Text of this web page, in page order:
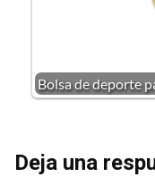
Bolsa de deporte
Deja una